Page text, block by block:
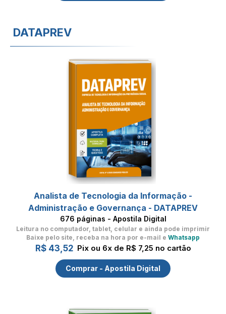
DATAPREV
Analista de Tecnologia da Informação -
Administração e Governança - DATAPREV
676 páginas - Apostila Digital
Leitura no computador, tablet, celular e ainda pode imprimir
Baixe pelo site, receba na hora por e-mail e Whatsapp
R$ 43,52 Pix ou 6x de R$ 7,25 no cartão
Comprar - Apostila Digital